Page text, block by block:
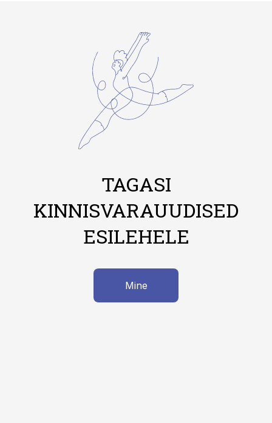
TAGASI
KINNISVARAUUDISED
ESILEHELE
Mine